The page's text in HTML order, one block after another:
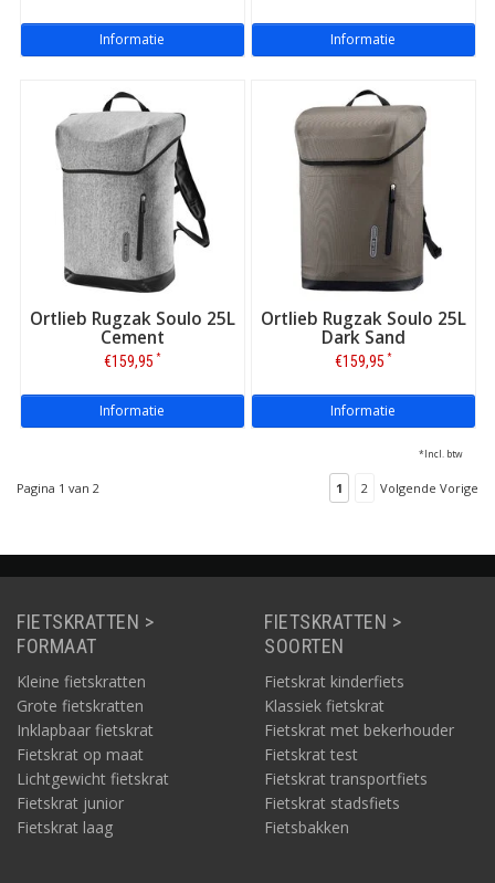
Informatie Informatie
Ortlieb Rugzak Soulo 25L
Cement
€159,95 *
Informatie
Ortlieb Rugzak Soulo 25L
Dark Sand
€159,95 *
Informatie
*Incl. btw
Pagina 1 van 2 1 2 Volgende Vorige
FIETSKRATTEN >
FORMAAT
Kleine fietskratten
Grote fietskratten
Inklapbaar fietskrat
Fietskrat op maat
Lichtgewicht fietskrat
Fietskrat junior
Fietskrat laag
FIETSKRATTEN >
SOORTEN
Fietskrat kinderfiets
Klassiek fietskrat
Fietskrat met bekerhouder
Fietskrat test
Fietskrat transportfiets
Fietskrat stadsfiets
Fietsbakken